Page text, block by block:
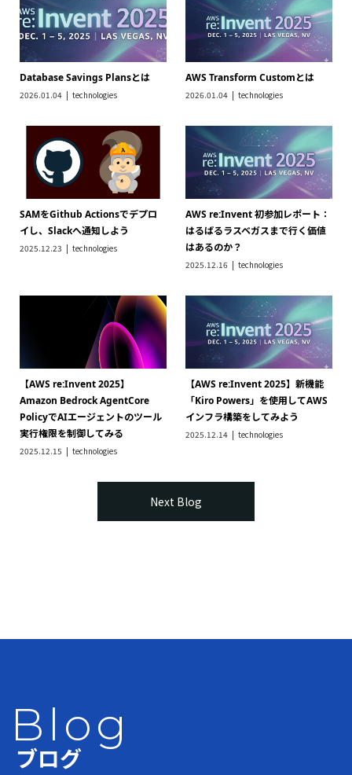
Database Savings Plansとは
2026.01.04 technologies
AWS Transform Customとは
2026.01.04 technologies
SAMをGithub Actionsでデプロ
イし、Slackへ通知しよう
2025.12.23 technologies
AWS re:Invent 初参加レポート：
はるばるラスベガスまで行く価値
はあるのか？
2025.12.16 technologies
【AWS re:Invent 2025】
Amazon Bedrock AgentCore
PolicyでAIエージェントのツール
実行権限を制御してみる
2025.12.15 technologies
【AWS re:Invent 2025】新機能
「Kiro Powers」を使用してAWS
インフラ構築をしてみよう
2025.12.14 technologies
Next Blog
Blog
ブログ